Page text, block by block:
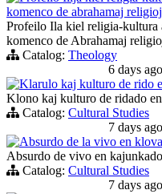
komenco de abrahamaj religioj
Profeilo Ila kiel religia-kultura
komenco de Abrahamaj
Catalog: Theology
6 days ago
Klarulo kaj kulturo de rido
Klono kaj kulturo de ridado
Catalog: Cultural Studies
7 days ago
Absurdo de la vivo en
Absurdo de vivo en
Catalog: Cultural Studies
7 days ago